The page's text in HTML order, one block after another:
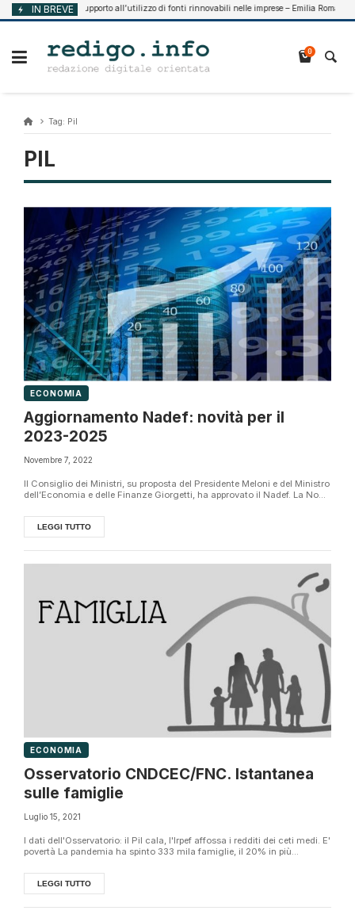
Vai
al
IN BREVE
Agosto 7, 2026 Supporto all’utilizzo di fonti rinnovabili nelle imprese – Emilia Romagna
0
Tag: Pil
PIL
ECONOMIA
Aggiornamento Nadef: novità per il
2023-2025
Novembre 7, 2022
Il Consiglio dei Ministri, su proposta del Presidente Meloni e del Ministro
dell’Economia e delle Finanze Giorgetti, ha approvato il Nadef. La No...
LEGGI TUTTO
ECONOMIA
Osservatorio CNDCEC/FNC. Istantanea
sulle famiglie
Luglio 15, 2021
I dati dell'Osservatorio: il Pil cala, l'Irpef affossa i redditi dei ceti medi. E'
povertà La pandemia ha spinto 333 mila famiglie, il 20% in più...
LEGGI TUTTO